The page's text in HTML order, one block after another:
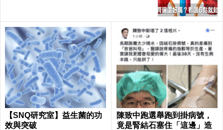
【SNQ研究室】益生菌的功
效與突破
陳致中跑選舉跑到掛病號，
竟是腎結石塞住「這邊」造